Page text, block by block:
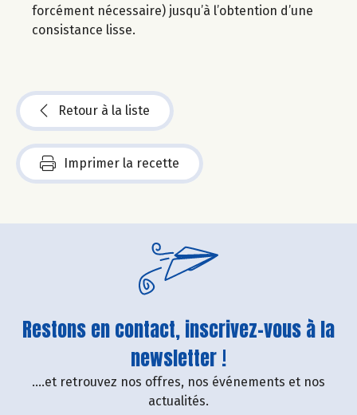
forcément nécessaire) jusqu’à l’obtention d’une
consistance lisse.
Retour à la liste
Imprimer la recette
Restons en contact, inscrivez-vous à la
newsletter !
....et retrouvez nos offres, nos événements et nos
actualités.